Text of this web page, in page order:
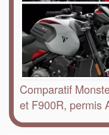
Comparatif
et F900R, permis